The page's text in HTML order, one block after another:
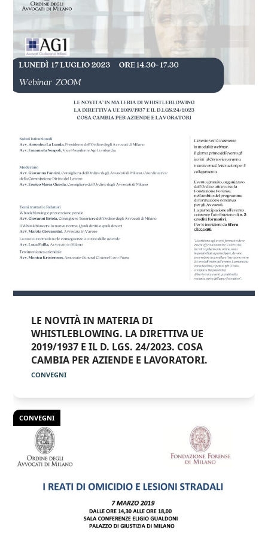
LE NOVITÀ IN MATERIA DI
WHISTLEBLOWING. LA DIRETTIVA UE
2019/1937 E IL D. LGS. 24/2023. COSA
CAMBIA PER AZIENDE E LAVORATORI.
CONVEGNI
CONVEGNI